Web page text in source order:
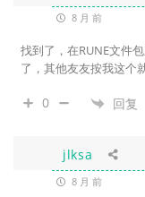
8 月 前
找到了，在RUNE文件
了，其他友友按我这个
0 回复
jlksa
8 月 前